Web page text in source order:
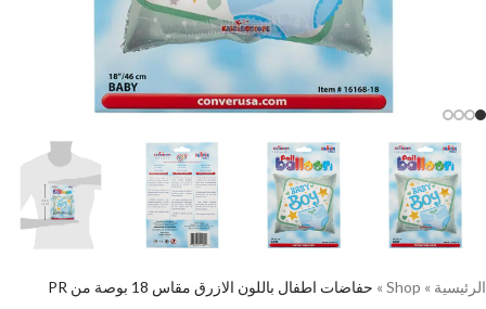
الرئيسية »
Shop
» حفاضات اطفال باللون الازرق مقاس 18 بوصة من PR